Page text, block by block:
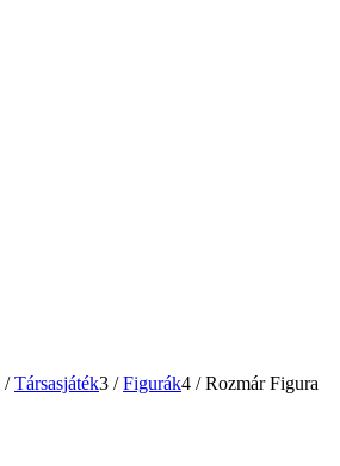
/ Társasjáték3 / Figurák4 / Rozmár Figura